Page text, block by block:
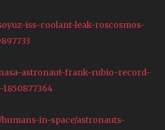
iss-coolant-leak-roscosmos-
astronaut-frank-rubio-record-
in-space/astronauts-